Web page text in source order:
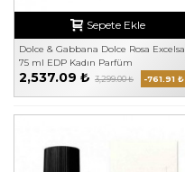
Sepete Ekle
Dolce & Gabbana Dolce Rosa Excelsa
75 ml EDP Kadın Parfüm
2,537.09 ₺ 3,299.00 ₺ -761.91 ₺